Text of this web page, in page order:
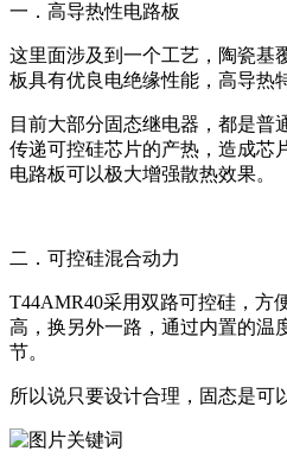
一．高导热性电路板
这里面涉及到一个工艺，陶瓷基
板具有优良电绝缘性能，高导热
目前大部分固态继电器，都是普
传递可控硅芯片的产热，造成芯
电路板可以极大增强散热效果。
二．可控硅混合动力
T44AMR40采用双路可控硅，方
高，换另外一路，通过内置的温
节。
所以说只要设计合理，固态是可